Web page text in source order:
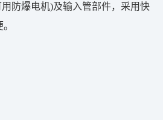
防爆电机)及输入管部件，采用快